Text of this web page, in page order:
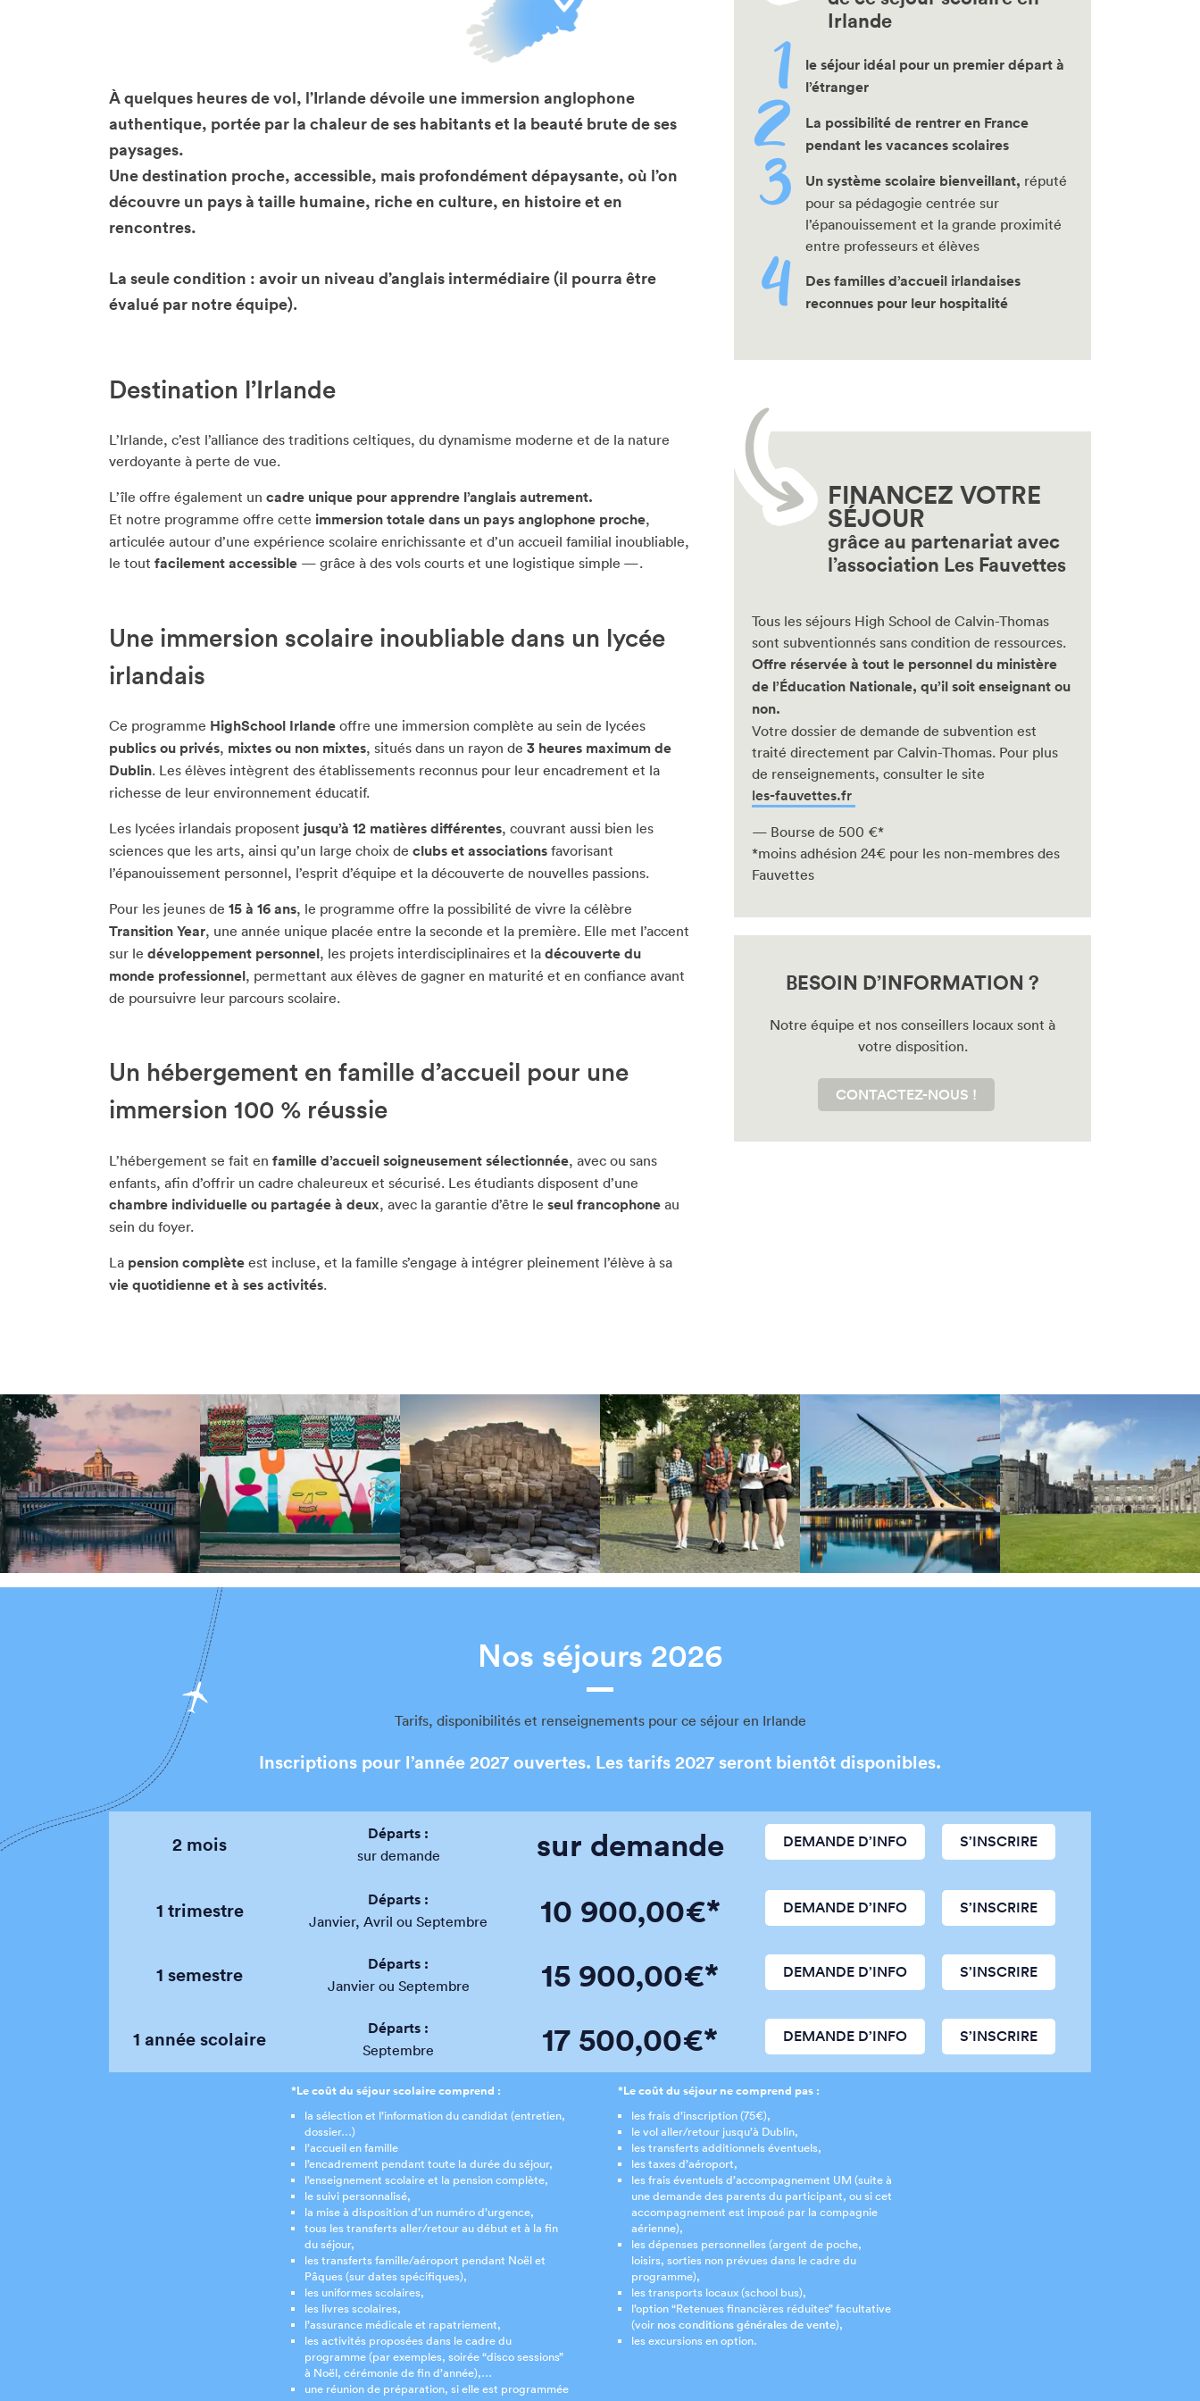
À quelques heures de vol, l’Irlande dévoile une immersion anglophone
authentique, portée par la chaleur de ses habitants et la beauté brute de ses
paysages.
Une destination proche, accessible, mais profondément dépaysante, où l’on
découvre un pays à taille humaine, riche en culture, en histoire et en
rencontres.
La seule condition : avoir un niveau d’anglais intermédiaire (il pourra être
évalué par notre équipe).
Destination l’Irlande
L’Irlande, c’est l’alliance des traditions celtiques, du dynamisme moderne et de la nature
verdoyante à perte de vue.
L’île offre également un cadre unique pour apprendre l’anglais autrement.
Et notre programme offre cette immersion totale dans un pays anglophone proche,
articulée autour d’une expérience scolaire enrichissante et d’un accueil familial inoubliable,
le tout facilement accessible — grâce à des vols courts et une logistique simple —.
Une immersion scolaire inoubliable dans un lycée
irlandais
Ce programme HighSchool Irlande offre une immersion complète au sein de lycées
publics ou privés, mixtes ou non mixtes, situés dans un rayon de 3 heures maximum de
Dublin. Les élèves intègrent des établissements reconnus pour leur encadrement et la
richesse de leur environnement éducatif.
Les lycées irlandais proposent jusqu’à 12 matières différentes, couvrant aussi bien les
sciences que les arts, ainsi qu’un large choix de clubs et associations favorisant
l’épanouissement personnel, l’esprit d’équipe et la découverte de nouvelles passions.
Pour les jeunes de 15 à 16 ans, le programme offre la possibilité de vivre la célèbre
Transition Year, une année unique placée entre la seconde et la première. Elle met l’accent
sur le développement personnel, les projets interdisciplinaires et la découverte du
monde professionnel, permettant aux élèves de gagner en maturité et en confiance avant
de poursuivre leur parcours scolaire.
Un hébergement en famille d’accueil pour une
immersion 100 % réussie
L’hébergement se fait en famille d’accueil soigneusement sélectionnée, avec ou sans
enfants, afin d’offrir un cadre chaleureux et sécurisé. Les étudiants disposent d’une
chambre individuelle ou partagée à deux, avec la garantie d’être le seul francophone au
sein du foyer.
La pension complète est incluse, et la famille s’engage à intégrer pleinement l’élève à sa
vie quotidienne et à ses activités.
Irlande
le séjour idéal pour un premier départ à
l’étranger
La possibilité de rentrer en France
pendant les vacances scolaires
Un système scolaire bienveillant, réputé
pour sa pédagogie centrée sur
l’épanouissement et la grande proximité
entre professeurs et élèves
Des familles d’accueil irlandaises
reconnues pour leur hospitalité
FINANCEZ VOTRE
SÉJOUR
grâce au partenariat avec
l’association Les Fauvettes
Tous les séjours High School de Calvin-Thomas
sont subventionnés sans condition de ressources.
Offre réservée à tout le personnel du ministère
de l’Éducation Nationale, qu’il soit enseignant ou
non.
Votre dossier de demande de subvention est
traité directement par Calvin-Thomas. Pour plus
de renseignements, consulter le site
les-fauvettes.fr
— Bourse de 500 €*
*moins adhésion 24€ pour les non-membres des
Fauvettes
BESOIN D’INFORMATION ?
Notre équipe et nos conseillers locaux sont à
votre disposition.
CONTACTEZ-NOUS !
Nos séjours 2026
Tarifs, disponibilités et renseignements pour ce séjour en Irlande
Inscriptions pour l’année 2027 ouvertes. Les tarifs 2027 seront bientôt disponibles.
2 mois Départs :
sur demande sur demande DEMANDE D’INFO S’INSCRIRE
1 trimestre Départs :
Janvier, Avril ou Septembre 10 900,00€* DEMANDE D’INFO S’INSCRIRE
1 semestre Départs :
Janvier ou Septembre 15 900,00€* DEMANDE D’INFO S’INSCRIRE
1 année scolaire Départs :
Septembre 17 500,00€* DEMANDE D’INFO S’INSCRIRE
*Le coût du séjour scolaire comprend :
la sélection et l’information du candidat (entretien,
dossier…)
l’accueil en famille
l’encadrement pendant toute la durée du séjour,
l’enseignement scolaire et la pension complète,
le suivi personnalisé,
la mise à disposition d’un numéro d’urgence,
tous les transferts aller/retour au début et à la fin
du séjour,
les transferts famille/aéroport pendant Noël et
Pâques (sur dates spécifiques),
les uniformes scolaires,
les livres scolaires,
l’assurance médicale et rapatriement,
les activités proposées dans le cadre du
programme (par exemples, soirée “disco sessions”
à Noël, cérémonie de fin d’année),…
une réunion de préparation, si elle est programmée
*Le coût du séjour ne comprend pas :
les frais d’inscription (75€),
le vol aller/retour jusqu’à Dublin,
les transferts additionnels éventuels,
les taxes d’aéroport,
les frais éventuels d’accompagnement UM (suite à
une demande des parents du participant, ou si cet
accompagnement est imposé par la compagnie
aérienne),
les dépenses personnelles (argent de poche,
loisirs, sorties non prévues dans le cadre du
programme),
les transports locaux (school bus),
l’option “Retenues financières réduites” facultative
(voir nos conditions générales de vente),
les excursions en option.